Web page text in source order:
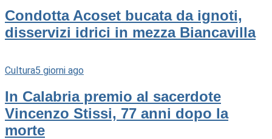
Condotta Acoset bucata da ignoti,
disservizi idrici in mezza Biancavilla
Cultura5 giorni ago
In Calabria premio al sacerdote
Vincenzo Stissi, 77 anni dopo la
morte